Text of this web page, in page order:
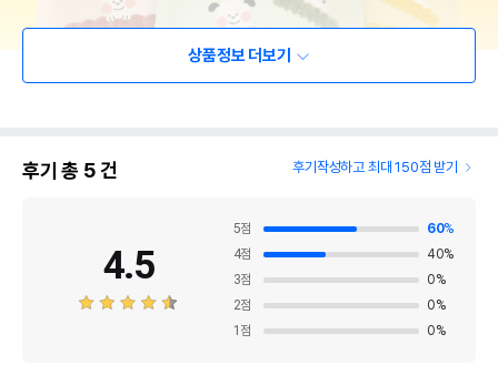
상품정보 더보기
후기 총 5건 후기작성하고 최대 150점 받기
4.5
5점 60%
4점 40%
3점 0%
2점 0%
1 점 0%